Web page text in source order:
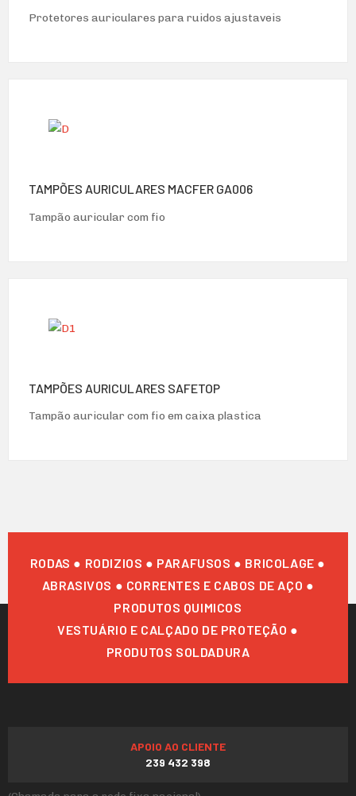
Protetores auriculares para ruidos ajustaveis
TAMPÕES AURICULARES MACFER GA006
Tampão auricular com fio
TAMPÕES AURICULARES SAFETOP
Tampão auricular com fio em caixa plastica
RODAS ● RODIZIOS ● PARAFUSOS ● BRICOLAGE ●
ABRASIVOS ● CORRENTES E CABOS DE AÇO ●
PRODUTOS QUIMICOS
VESTUÁRIO E CALÇADO DE PROTEÇÃO ●
PRODUTOS SOLDADURA
APOIO AO CLIENTE
239 432 398